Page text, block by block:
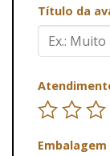
Título da
Embalagem